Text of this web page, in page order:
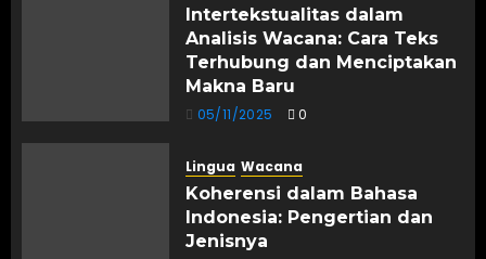
Intertekstualitas dalam
Analisis Wacana: Cara Teks
Terhubung dan Menciptakan
Makna Baru
05/11/2025 0
Lingua Wacana
Koherensi dalam Bahasa
Indonesia: Pengertian dan
Jenisnya